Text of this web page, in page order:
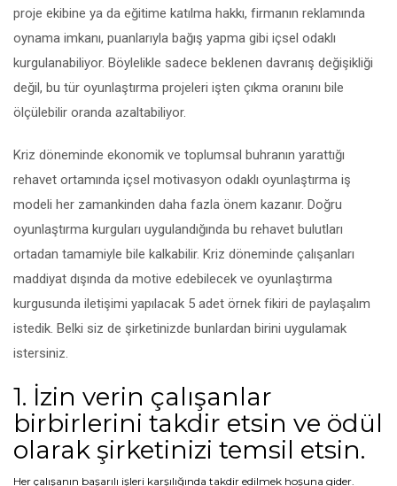
proje ekibine ya da eğitime katılma hakkı, firmanın reklamında
oynama imkanı, puanlarıyla bağış yapma gibi içsel odaklı
kurgulanabiliyor. Böylelikle sadece beklenen davranış değişikliği
değil, bu tür oyunlaştırma projeleri işten çıkma oranını bile
ölçülebilir oranda azaltabiliyor.
Kriz döneminde ekonomik ve toplumsal buhranın yarattığı
rehavet ortamında içsel motivasyon odaklı oyunlaştırma iş
modeli her zamankinden daha fazla önem kazanır. Doğru
oyunlaştırma kurguları uygulandığında bu rehavet bulutları
ortadan tamamiyle bile kalkabilir. Kriz döneminde çalışanları
maddiyat dışında da motive edebilecek ve oyunlaştırma
kurgusunda iletişimi yapılacak 5 adet örnek fikiri de paylaşalım
istedik. Belki siz de şirketinizde bunlardan birini uygulamak
istersiniz.
1. İzin verin çalışanlar
birbirlerini takdir etsin ve ödül
olarak şirketinizi temsil etsin.
Her çalışanın başarılı işleri karşılığında takdir edilmek hoşuna gider.